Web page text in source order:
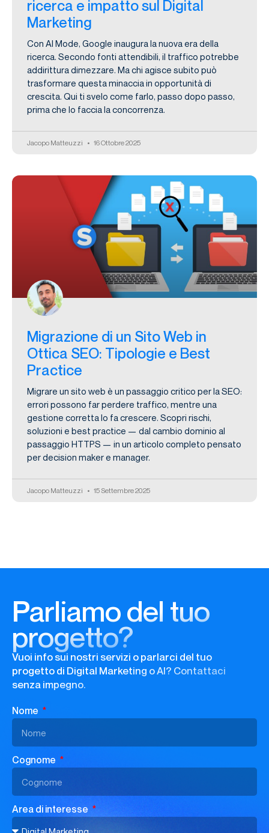
ricerca e impatto sul Digital
Marketing
Con AI Mode, Google inaugura la nuova era della
ricerca. Secondo fonti attendibili, il traffico potrebbe
addirittura dimezzare. Ma chi agisce subito può
trasformare questa minaccia in opportunità di
crescita. Qui ti svelo come farlo, passo dopo passo,
prima che lo faccia la concorrenza.
Jacopo Matteuzzi 16 Ottobre 2025
Migrazione di un Sito Web in
Ottica SEO: Tipologie e Best
Practice
Migrare un sito web è un passaggio critico per la SEO:
errori possono far perdere traffico, mentre una
gestione corretta lo fa crescere. Scopri rischi,
soluzioni e best practice — dal cambio dominio al
passaggio HTTPS — in un articolo completo pensato
per decision maker e manager.
Jacopo Matteuzzi 15 Settembre 2025
Parliamo del tuo
progetto?
Vuoi info sui nostri servizi o parlarci del tuo
progetto di Digital Marketing o AI? Contattaci
senza impegno.
Nome
Cognome
Area di interesse